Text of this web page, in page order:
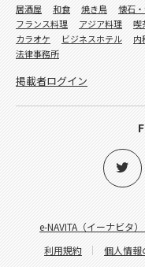
e-NAVITA（イーナビタ
利用規約
個人情報
居酒屋 和食 焼き鳥 懐石
フランス料理
アジア料理 喫
カラオケ
ビジネスホテル 内
法律事務所
掲載者ログイン